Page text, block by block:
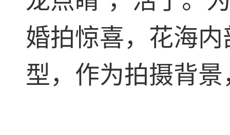
婚拍惊喜，花海
型，作为拍摄背